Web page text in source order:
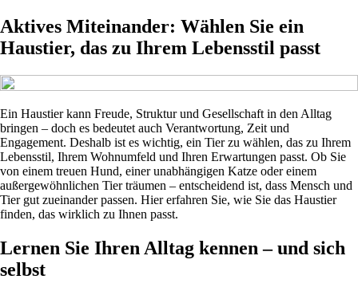
Aktives Miteinander: Wählen Sie ein
Haustier, das zu Ihrem Lebensstil passt
Ein Haustier kann Freude, Struktur und Gesellschaft in den Alltag
bringen – doch es bedeutet auch Verantwortung, Zeit und
Engagement. Deshalb ist es wichtig, ein Tier zu wählen, das zu Ihrem
Lebensstil, Ihrem Wohnumfeld und Ihren Erwartungen passt. Ob Sie
von einem treuen Hund, einer unabhängigen Katze oder einem
außergewöhnlichen Tier träumen – entscheidend ist, dass Mensch und
Tier gut zueinander passen. Hier erfahren Sie, wie Sie das Haustier
finden, das wirklich zu Ihnen passt.
Lernen Sie Ihren Alltag kennen – und sich
selbst